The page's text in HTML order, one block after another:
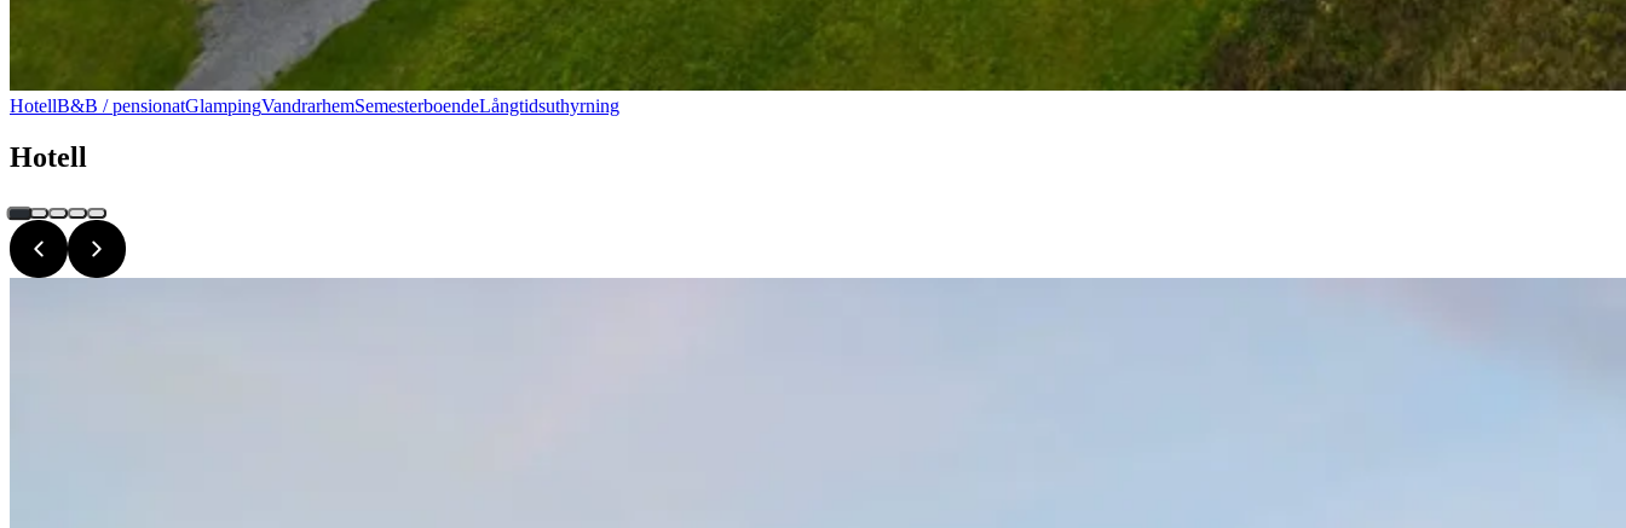
HotellB&B / pensionatGlampingVandrarhemSemesterboendeLångtidsuthyrning
Hotell